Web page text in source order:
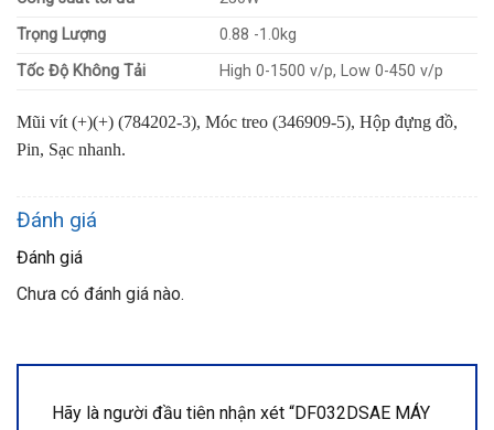
Trọng Lượng
0.88 -1.0kg
Tốc Độ Không Tải
High 0-1500 v/p, Low 0-450 v/p
Mũi vít (+)(+) (784202-3), Móc treo (346909-5), Hộp đựng đồ,
Pin, Sạc nhanh.
Đánh giá
Đánh giá
Chưa có đánh giá nào.
Hãy là người đầu tiên nhận xét “DF032DSAE MÁY